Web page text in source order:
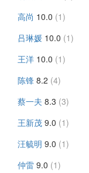
高尚 10.0 (1)
吕琳媛 10.0 (1)
王洋 10.0 (1)
陈锋 8.2 (4)
蔡一夫 8.3 (3)
王新茂 9.0 (1)
汪毓明 9.0 (1)
仲雷 9.0 (1)